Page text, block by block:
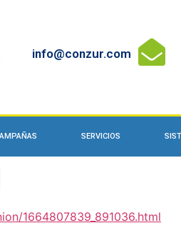
info@conzur.com
SERVICIOS
1664807839_891036.html